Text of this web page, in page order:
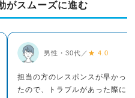
がスムーズに進む
男性・30代／ ★ 4.0
担当の方のレスポンスが早かっ
たので、トラブルがあった際に